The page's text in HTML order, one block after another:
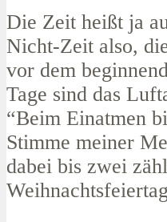
Die Zeit heißt ja
Nicht-Zeit also,
vor dem
Tage sind das
“Beim Einatmen
Stimme meiner
dabei bis zwei